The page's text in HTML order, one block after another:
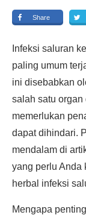
Share
Infeksi saluran
paling umum
ini disebabkan
salah satu organ
memerlukan
dapat dihindari.
mendalam di
yang perlu Anda
herbal infeksi
Mengapa